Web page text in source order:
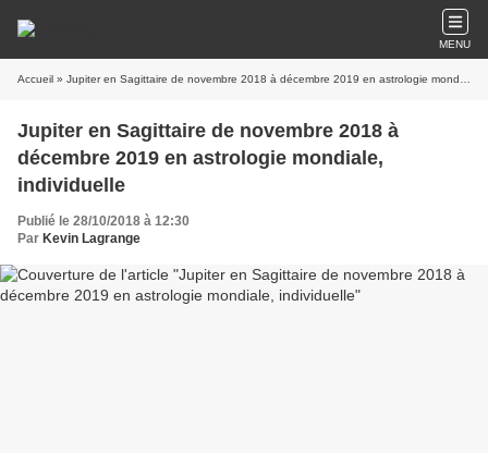
MENU
Accueil » Jupiter en Sagittaire de novembre 2018 à décembre 2019 en astrologie mondiale, individuelle
Jupiter en Sagittaire de novembre 2018 à
décembre 2019 en astrologie mondiale,
individuelle
Publié le 28/10/2018 à 12:30
Par Kevin Lagrange